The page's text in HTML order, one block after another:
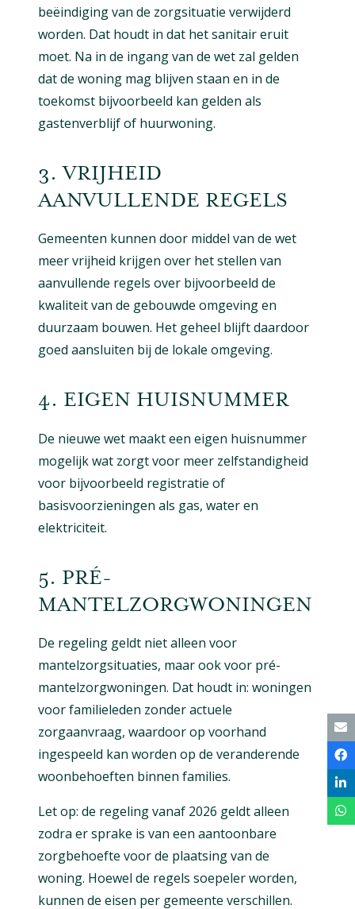
beëindiging van de zorgsituatie verwijderd
worden. Dat houdt in dat het sanitair eruit
moet. Na in de ingang van de wet zal gelden
dat de woning mag blijven staan en in de
toekomst bijvoorbeeld kan gelden als
gastenverblijf of huurwoning.
3. VRIJHEID
AANVULLENDE REGELS
Gemeenten kunnen door middel van de wet
meer vrijheid krijgen over het stellen van
aanvullende regels over bijvoorbeeld de
kwaliteit van de gebouwde omgeving en
duurzaam bouwen. Het geheel blijft daardoor
goed aansluiten bij de lokale omgeving.
4. EIGEN HUISNUMMER
De nieuwe wet maakt een eigen huisnummer
mogelijk wat zorgt voor meer zelfstandigheid
voor bijvoorbeeld registratie of
basisvoorzieningen als gas, water en
elektriciteit.
5. PRÉ-
MANTELZORGWONINGEN
De regeling geldt niet alleen voor
mantelzorgsituaties, maar ook voor pré-
mantelzorgwoningen. Dat houdt in: woningen
voor familieleden zonder actuele
zorgaanvraag, waardoor op voorhand
ingespeeld kan worden op de veranderende
woonbehoeften binnen families.
Let op: de regeling vanaf 2026 geldt alleen
zodra er sprake is van een aantoonbare
zorgbehoefte voor de plaatsing van de
woning. Hoewel de regels soepeler worden,
kunnen de eisen per gemeente verschillen.